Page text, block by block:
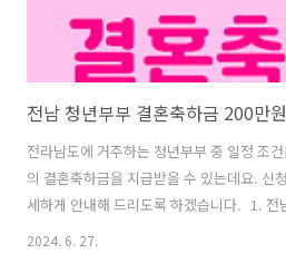
전남 청년부부 결혼축하금 200만
전라남도에 거주하는 청년부부 중 일정 조
의 결혼축하금을 지급받을 수 있는데요. 신
세하게 안내해 드리도록 하겠습니다. 1. 전
란?전남 청년부부 결혼축하금은 청년세대의
2024. 6. 27.